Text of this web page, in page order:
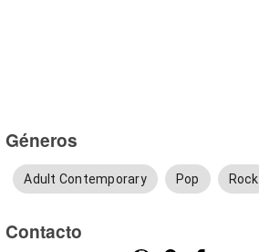
Géneros
Adult Contemporary Pop Rock
Contacto